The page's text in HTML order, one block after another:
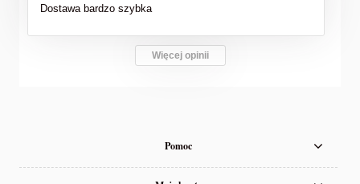
Dostawa bardzo szybka
Więcej opinii
Pomoc